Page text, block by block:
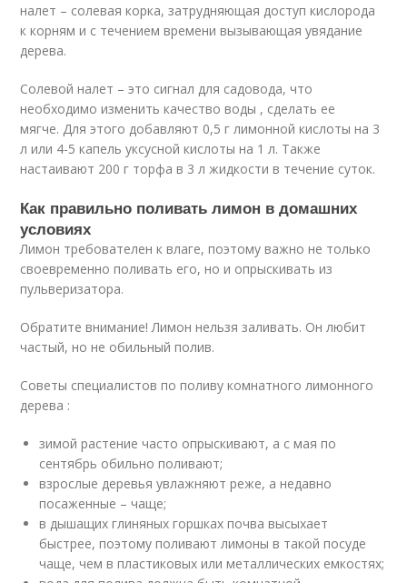
налет – солевая корка, затрудняющая доступ кислорода
к корням и с течением времени вызывающая увядание
дерева.
Солевой налет – это сигнал для садовода, что
необходимо изменить качество воды , сделать ее
мягче. Для этого добавляют 0,5 г лимонной кислоты на 3
л или 4-5 капель уксусной кислоты на 1 л. Также
настаивают 200 г торфа в 3 л жидкости в течение суток.
Как правильно поливать лимон в домашних
условиях
Лимон требователен к влаге, поэтому важно не только
своевременно поливать его, но и опрыскивать из
пульверизатора.
Обратите внимание! Лимон нельзя заливать. Он любит
частый, но не обильный полив.
Советы специалистов по поливу комнатного лимонного
дерева :
зимой растение часто опрыскивают, а с мая по
сентябрь обильно поливают;
взрослые деревья увлажняют реже, а недавно
посаженные – чаще;
в дышащих глиняных горшках почва высыхает
быстрее, поэтому поливают лимоны в такой посуде
чаще, чем в пластиковых или металлических емкостях;